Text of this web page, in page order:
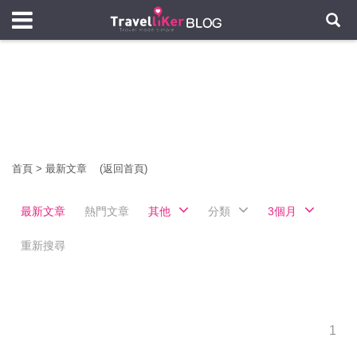
首頁 > 最新文章 (返回首頁)
最新文章 熱門文章 其他 分類 3個月
重新搜尋
1